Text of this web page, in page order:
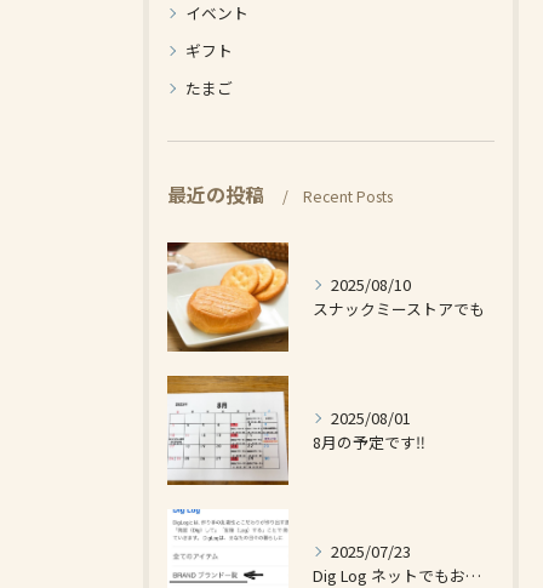
イベント
ギフト
たまご
最近の投稿 Recent Posts
2025/08/10
スナックミーストアでも
2025/08/01
8月の予定です‼️
2025/07/23
Dig Log ネットでもお買い求め出来ます❗️